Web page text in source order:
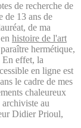
de recherche de
de 13 ans de
de ma
histoire de l'art
hermétique,
En effet, la
en ligne est
le cadre de mes
chaleureux
au
Didier Prioul,